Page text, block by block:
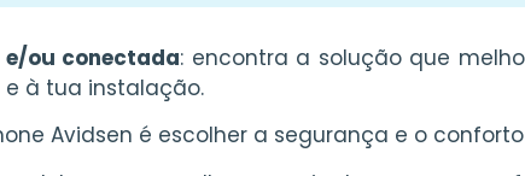
e/ou conectada: encontra a solução que
à tua instalação.
Avidsen é escolher a segurança e o